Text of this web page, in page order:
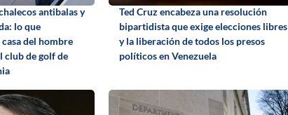
antibalas y
lo que
del hombre
club de golf de
Ted Cruz encabeza una resolución
bipartidista que exige elecciones libres
y la liberación de todos los presos
políticos en Venezuela